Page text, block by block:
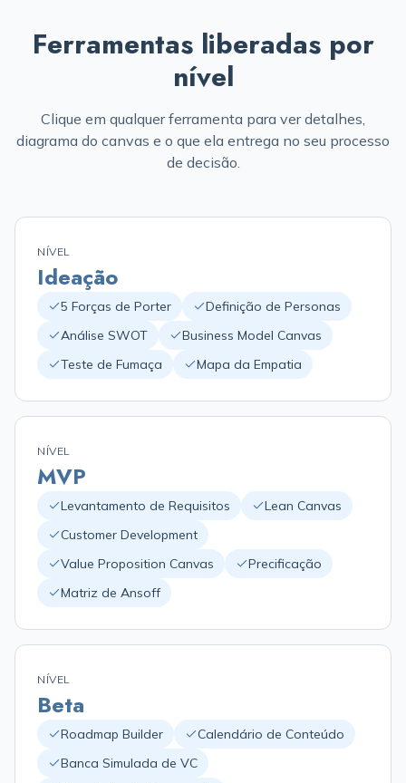
Ferramentas liberadas por
nível
Clique em qualquer ferramenta para ver detalhes,
diagrama do canvas e o que ela entrega no seu processo
de decisão.
NÍVEL
Ideação
5 Forças de Porter
Definição de Personas
Análise SWOT
Business Model Canvas
Teste de Fumaça
Mapa da Empatia
NÍVEL
MVP
Levantamento de Requisitos
Lean Canvas
Customer Development
Value Proposition Canvas
Precificação
Matriz de Ansoff
NÍVEL
Beta
Roadmap Builder
Calendário de Conteúdo
Banca Simulada de VC